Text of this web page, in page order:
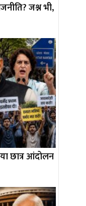
जश्न भी,
छात्र आंदोलन